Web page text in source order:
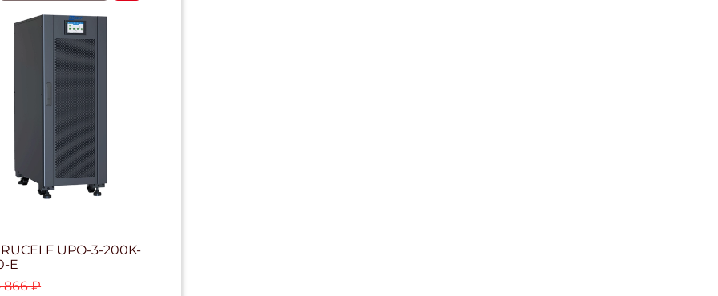
UPO-3-200K-
E
866 ₽